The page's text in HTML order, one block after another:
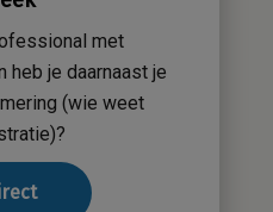
heb je daarnaast je
(wie weet